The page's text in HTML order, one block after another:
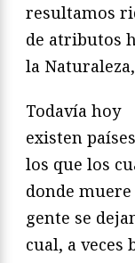
resultamos
de atributos
la
Todavía hoy
existen
los que los
donde
gente se
cual, a veces